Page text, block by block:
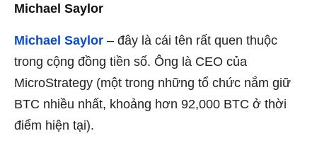
Michael Saylor
Michael Saylor – đây là cái tên rất quen thuộc
trong cộng đồng tiền số. Ông là CEO của
MicroStrategy (một trong những tổ chức nắm giữ
BTC nhiều nhất, khoảng hơn 92,000 BTC ở thời
điểm hiện tại).